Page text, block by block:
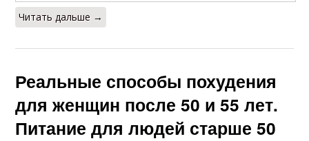
Читать дальше →
Реальные способы похудения
для женщин после 50 и 55 лет.
Питание для людей старше 50